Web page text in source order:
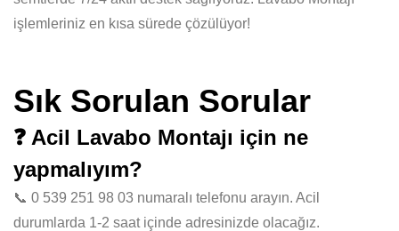
işlemleriniz en kısa sürede çözülüyor!
Sık Sorulan Sorular
❓ Acil Lavabo Montajı için ne
yapmalıyım?
📞 0 539 251 98 03 numaralı telefonu arayın. Acil
durumlarda 1-2 saat içinde adresinizde olacağız.